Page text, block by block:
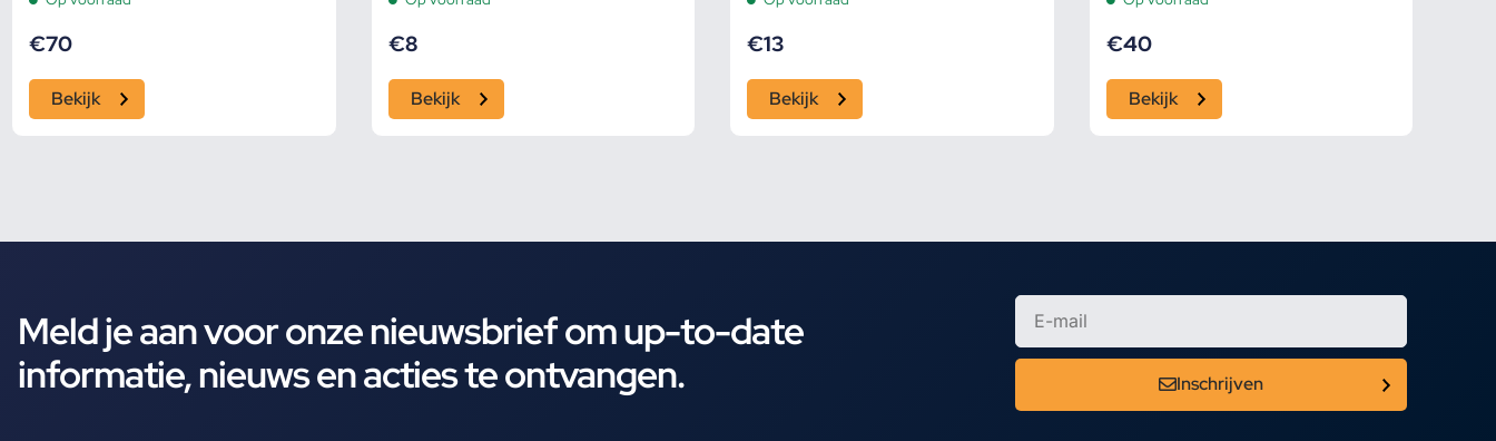
€70
Bekijk
€8
Bekijk
€13
Bekijk
€40
Bekijk
Meld je aan voor onze nieuwsbrief om up-to-date
informatie, nieuws en acties te ontvangen.
Inschrijven